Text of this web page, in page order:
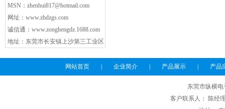
MSN： zhenhui817@hotmail.com
网址： www.zhdzgs.com
诚信通： www.zonghengdz.1688.com
地址：东莞市长安镇上沙第三工业区
网站首页 企业简介 产品展示 产品
东莞市纵横
客户联系人： 陈经